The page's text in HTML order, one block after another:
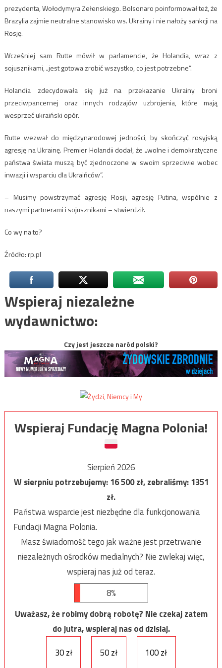
prezydenta, Wołodymyra Zełenskiego. Bolsonaro poinformował też, że
Brazylia zajmie neutralne stanowisko ws. Ukrainy i nie nałoży sankcji na
Rosję.
Wcześniej sam Rutte mówił w parlamencie, że Holandia, wraz z
sojusznikami, „jest gotowa zrobić wszystko, co jest potrzebne”.
Holandia zdecydowała się już na przekazanie Ukrainy broni
przeciwpancernej oraz innych rodzajów uzbrojenia, które mają
wesprzeć ukraiński opór.
Rutte wezwał do międzynarodowej jedności, by skończyć rosyjską
agresję na Ukrainę. Premier Holandii dodał, że „wolne i demokratyczne
państwa świata muszą być zjednoczone w swoim sprzeciwie wobec
inwazji i wsparciu dla Ukraińców”.
– Musimy powstrzymać agresję Rosji, agresję Putina, wspólnie z
naszymi partnerami i sojusznikami – stwierdził.
Co wy na to?
Źródło: rp.pl
Wspieraj niezależne
wydawnictwo:
Czy jest jeszcze naród polski?
Wspieraj Fundację Magna Polonia!
Sierpień 2026
W sierpniu potrzebujemy:16 500zł, zebraliśmy:1351
zł.
Państwa wsparcie jest niezbędne dla funkcjonowania
Fundacji Magna Polonia.
Masz świadomość tego jak ważne jest przetrwanie
niezależnych ośrodków medialnych? Nie zwlekaj więc,
wspieraj nas już od teraz.
8%
Uważasz, że robimy dobrą robotę? Nie czekaj zatem
do jutra, wspieraj nas od dzisiaj.
30 zł
50 zł 100 zł